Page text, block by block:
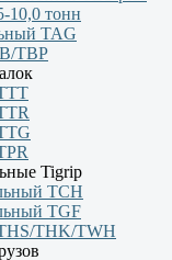
10,0 тонн
TAG
TBP
Tigrip
ТСН
ТGF
THK/TWH